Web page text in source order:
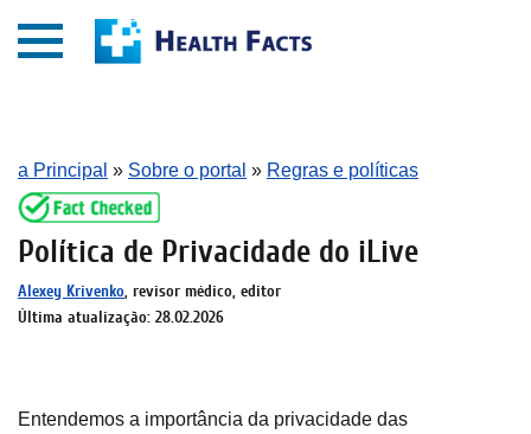
a Principal » Sobre o portal » Regras e políticas
Política de Privacidade do iLive
Alexey Krivenko, revisor médico, editor
Última atualização: 28.02.2026
Entendemos a importância da privacidade das